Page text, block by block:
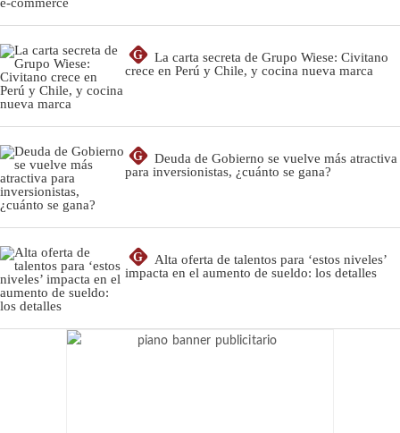
G
La carta secreta de Grupo Wiese: Civitano
crece en Perú y Chile, y cocina nueva marca
G
Deuda de Gobierno se vuelve más atractiva
para inversionistas, ¿cuánto se gana?
G
Alta oferta de talentos para ‘estos niveles’
impacta en el aumento de sueldo: los detalles